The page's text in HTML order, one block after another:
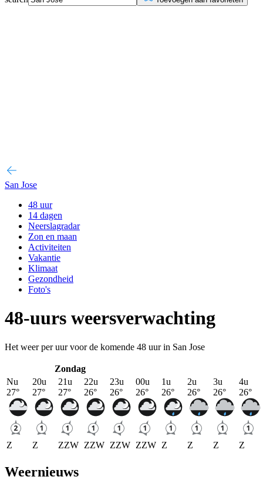
San Jose
48 uur
14 dagen
Neerslagradar
Zon en maan
Activiteiten
Vakantie
Klimaat
Gezondheid
Foto's
48-uurs weersverwachting
Het weer per uur voor de komende 48 uur in San Jose
Zondag
Nu
27°
Z
20u
27°
Z
21u
27°
ZZW
22u
26°
ZZW
23u
26°
ZZW
00u
26°
ZZW
1u
26°
Z
2u
26°
Z
3u
26°
Z
4u
26°
Z
Weernieuws